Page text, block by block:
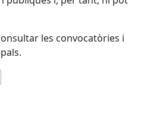
les convocatòries i